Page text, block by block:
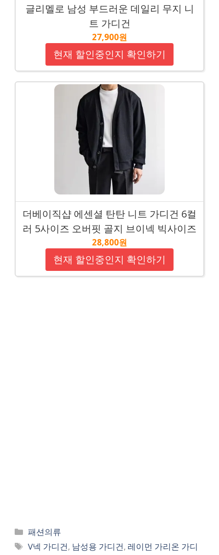
글리멜로 남성 부드러운 데일리 무지 니
트 가디건
27,900원
현재 할인중인지 확인하기
더베이직샵 에센셜 탄탄 니트 가디건 6컬
러 5사이즈 오버핏 골지 브이넥 빅사이즈
28,800원
현재 할인중인지 확인하기
Categories
패션의류
Tags
V넥 가디건, 남성용 가디건, 레이먼 가리온 가디